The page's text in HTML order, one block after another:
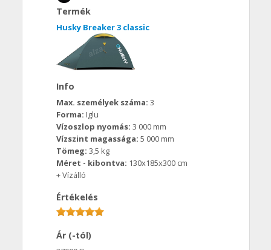
Termék
Husky Breaker 3 classic
Info
Max. személyek száma: 3
Forma: Iglu
Vízoszlop nyomás: 3 000 mm
Vízszint magassága: 5 000 mm
Tömeg: 3,5 kg
Méret - kibontva: 130x185x300 cm
+ Vízálló
Értékelés
Ár (-tól)